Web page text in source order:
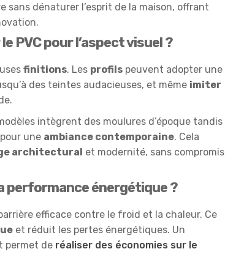
sans dénaturer l’esprit de la maison, offrant
PVC pour l’aspect visuel ?
finitions. Les profils peuvent adopter une
des teintes audacieuses, et même imiter
intègrent des moulures d’époque tandis
une ambiance contemporaine. Cela
architectural et modernité, sans compromis
performance énergétique ?
efficace contre le froid et la chaleur. Ce
et réduit les pertes énergétiques. Un
permet de réaliser des économies sur le